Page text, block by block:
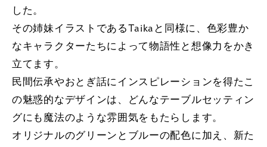
した。
その姉妹イラストであるTaikaと同様に、色彩豊か
なキャラクターたちによって物語性と想像力をかき
立てます。
民間伝承やおとぎ話にインスピレーションを得たこ
の魅惑的なデザインは、どんなテーブルセッティン
グにも魔法のような雰囲気をもたらします。
オリジナルのグリーンとブルーの配色に加え、新た